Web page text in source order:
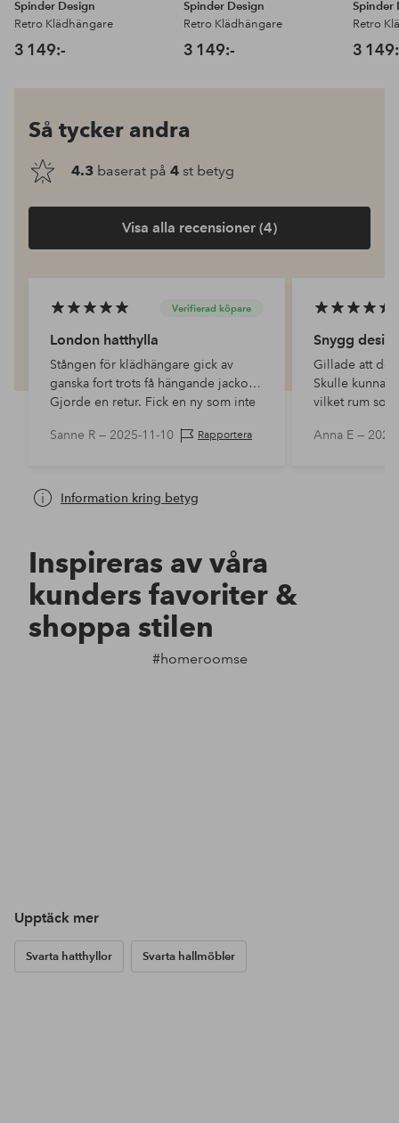
Spinder Design
Retro Klädhängare
3 149:-
Spinder Design
Retro Klädhängare
3 149:-
Spinder
Retro
3
Så tycker andra
4.3 baserat på 4 st betyg
Visa alla recensioner (4)
Verifierad köpare
London hatthylla
Stången för klädhängare gick av
ganska fort trots få hängande jackor.
Gjorde en retur. Fick en ny som inte
upphängning. Oerhört dåligt. I
Sanne R — 2025-11-10 Rapportera
Snygg
Gillade att
Skulle kunna
vilket rum
Anna E —
Information kring betyg
Inspireras av våra
kunders favoriter &
shoppa stilen
#homeroomse
Upptäck mer
Svarta hatthyllor Svarta hallmöbler